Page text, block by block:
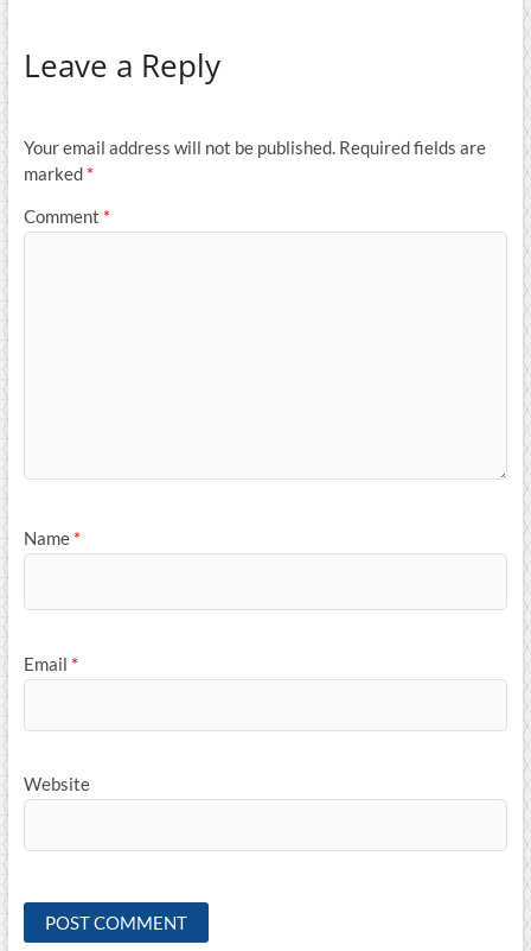
Leave a Reply
Your email address will not be published. Required fields are
marked *
Comment *
Name *
Email *
Website